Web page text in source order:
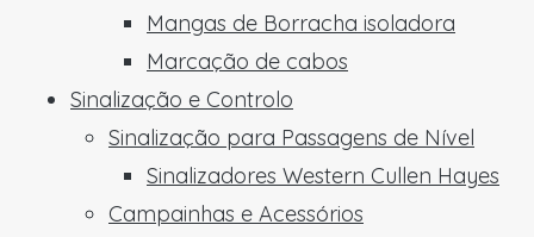
Mangas de Borracha isoladora
Marcação de cabos
Sinalização e Controlo
Sinalização para Passagens de Nível
Sinalizadores Western Cullen Hayes
Campainhas e Acessórios